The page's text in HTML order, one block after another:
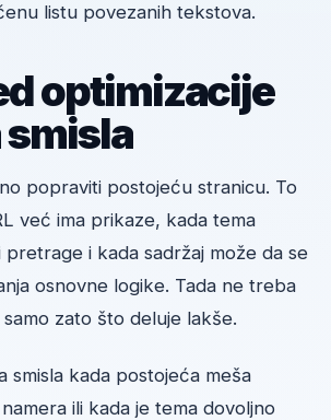
listu povezanih tekstova.
optimizacije
smisla
popraviti postojeću stranicu. To
već ima prikaze, kada tema
i kada sadržaj može da se
osnovne logike. Tada ne treba
zato što deluje lakše.
smisla kada postojeća meša
ili kada je tema dovoljno